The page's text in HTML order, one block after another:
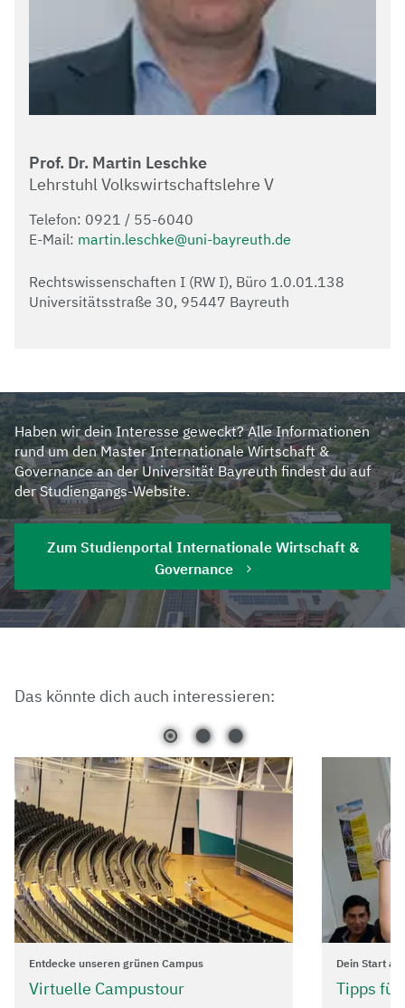
Prof. Dr. Martin Leschke
Lehrstuhl Volkswirtschaftslehre V
Telefon: 0921 / 55-6040
E-Mail: martin.leschke@uni-bayreuth.de
Rechtswissenschaften I (RW I), Büro 1.0.01.138
Universitätsstraße 30, 95447 Bayreuth
Haben wir dein Interesse geweckt? Alle Informationen
rund um den Master Internationale Wirtschaft &
Governance an der Universität Bayreuth findest du auf
der Studiengangs-Website.
Zum Studienportal Internationale Wirtschaft &
Governance
Das könnte dich auch interessieren:
Entdecke unseren grünen Campus
Virtuelle Campustour
Dein Start
Tipps